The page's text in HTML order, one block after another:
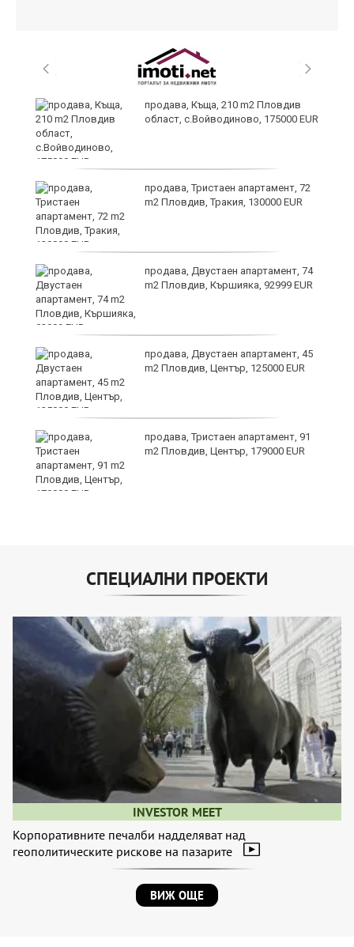
продава, Къща, 210 m2 Пловдив
област, с.Войводиново, 175000 EUR
продава, Тристаен апартамент, 72
m2 Пловдив, Тракия, 130000 EUR
продава, Двустаен апартамент, 74
m2 Пловдив, Кършияка, 92999 EUR
продава, Двустаен апартамент, 45
m2 Пловдив, Център, 125000 EUR
продава, Тристаен апартамент, 91
m2 Пловдив, Център, 179000 EUR
СПЕЦИАЛНИ ПРОЕКТИ
INVESTOR MEET
Корпоративните печалби надделяват над
геополитическите рискове на пазарите
ВИЖ ОЩЕ